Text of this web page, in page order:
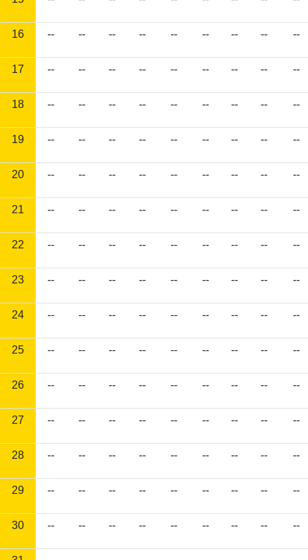
16 -- -- -- -- -- -- -- -- --
17 -- -- -- -- -- -- -- -- --
18 -- -- -- -- -- -- -- -- --
19 -- -- -- -- -- -- -- -- --
20 -- -- -- -- -- -- -- -- --
21 -- -- -- -- -- -- -- -- --
22 -- -- -- -- -- -- -- -- --
23 -- -- -- -- -- -- -- -- --
24 -- -- -- -- -- -- -- -- --
25 -- -- -- -- -- -- -- -- --
26 -- -- -- -- -- -- -- -- --
27 -- -- -- -- -- -- -- -- --
28 -- -- -- -- -- -- -- -- --
29 -- -- -- -- -- -- -- -- --
30 -- -- -- -- -- -- -- -- --